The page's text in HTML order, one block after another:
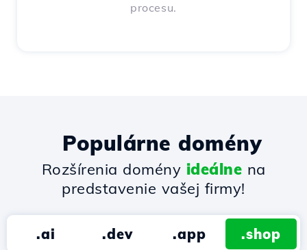
procesu.
Populárne domény
Rozšírenia domény ideálne na
predstavenie vašej firmy!
.ai .dev .app .shop